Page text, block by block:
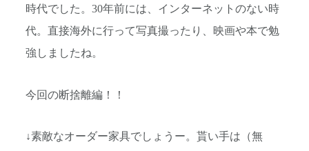
時代でした。30年前には、インターネットのない時
代。直接海外に行って写真撮ったり、映画や本で勉
強しましたね。
今回の断捨離編！！
↓素敵なオーダー家具でしょうー。貰い手は（無